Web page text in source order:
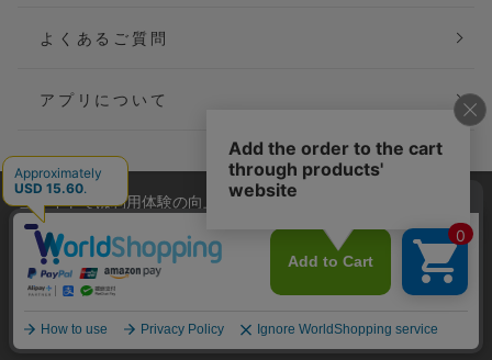
よくあるご質問
アプリについて
会社概要
ご利用規約
個人情報保護方針
当サイトでは利用体験の向上およびコンテンツの最適な提供、ト
ラフィックの分析を目的としてCookieを使用しています。
サイトの閲覧を継続された場合、Cookieの利用に同意したことも
のといたします。
詳細については
プライバシーポリシーをご確認ください。
承諾する